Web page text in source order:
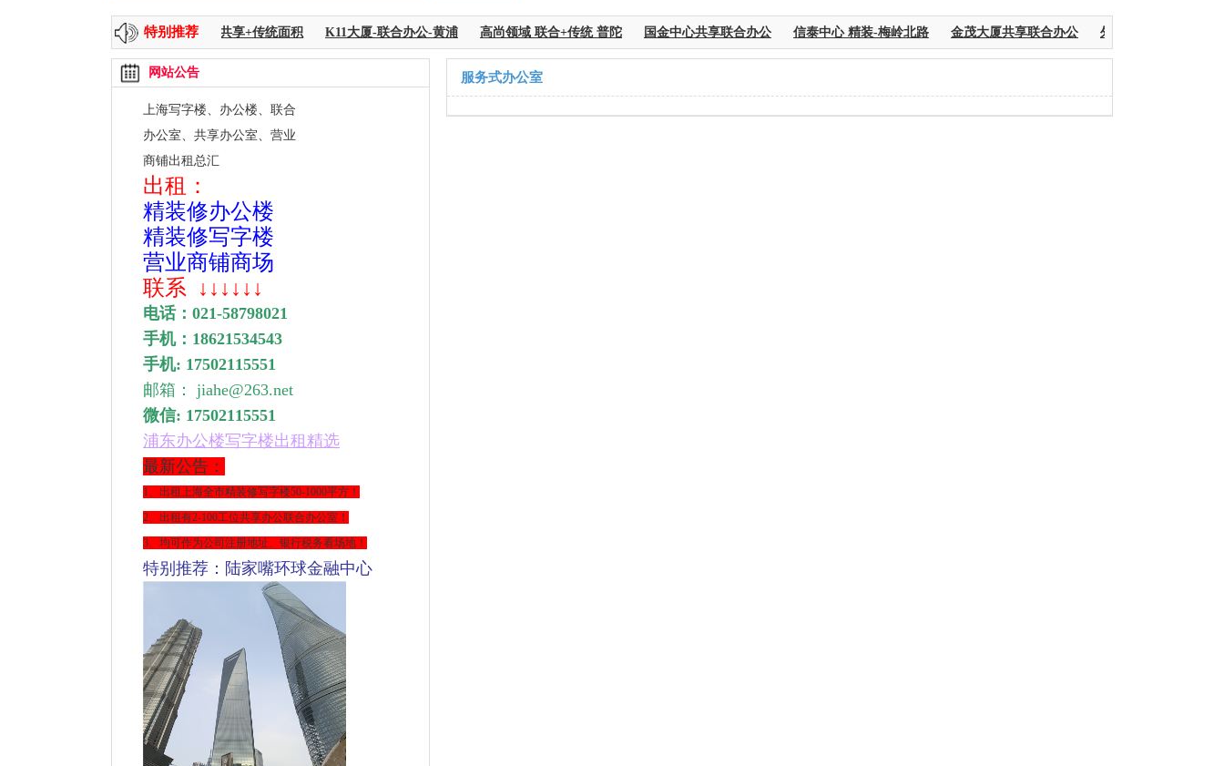
特别推荐
上海中心 256--8000平方 时代金融-共享+传统面积 K11大厦-联合办公-黄浦 高尚领域 联合+传统 普陀 国金中心共享联合办公 信泰中心 精装-梅岭北路 金茂大厦共享联合办公 外滩中心联合办公黄浦
服务式办公室
网站公告
上海写字楼、办公楼、联合
办公室、 共享办公室、营业
商铺出租总汇
出租：
精装修办公楼
精装修写字楼
营业商铺商场
联系
↓↓↓↓↓↓
电话： 021-58798021
手机： 18621534543
手机: 17502115551
邮箱： jiahe@263.net
微信: 17502115551
浦东办公楼写字楼出租精选
最新公告：
1、出租上海全市精装修写字楼50-1000平方 ！
2、出租有2-100工位共享办公联合办公室！
3、均可作为公司注册地址、银行税务看场地！
特别推荐：陆家嘴环球金融中心